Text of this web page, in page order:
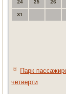
24 25 26
31
Парк
четверти